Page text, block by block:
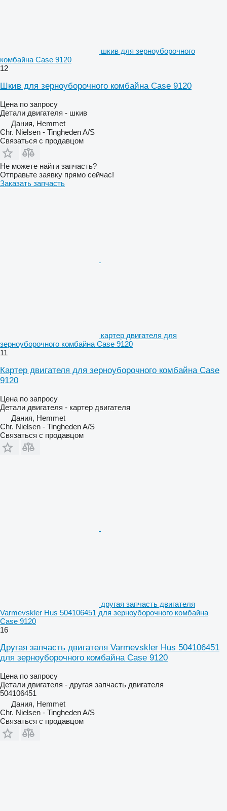
шкив для зерноуборочного
комбайна Case 9120
12
Шкив для зерноуборочного комбайна Case 9120
Цена по запросу
Детали двигателя - шкив
Дания, Hemmet
Chr. Nielsen - Tingheden A/S
Связаться с продавцом
Не можете найти запчасть?
Отправьте заявку прямо сейчас!
Заказать запчасть
картер двигателя для
зерноуборочного комбайна Case 9120
11
Картер двигателя для зерноуборочного комбайна Case
9120
Цена по запросу
Детали двигателя - картер двигателя
Дания, Hemmet
Chr. Nielsen - Tingheden A/S
Связаться с продавцом
другая запчасть двигателя
Varmevskler Hus 504106451 для зерноуборочного комбайна
Case 9120
16
Другая запчасть двигателя Varmevskler Hus 504106451
для зерноуборочного комбайна Case 9120
Цена по запросу
Детали двигателя - другая запчасть двигателя
504106451
Дания, Hemmet
Chr. Nielsen - Tingheden A/S
Связаться с продавцом